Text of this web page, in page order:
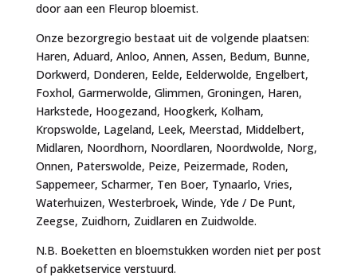
door aan een Fleurop bloemist.
Onze bezorgregio bestaat uit de volgende plaatsen:
Haren, Aduard, Anloo, Annen, Assen, Bedum, Bunne,
Dorkwerd, Donderen, Eelde, Eelderwolde, Engelbert,
Foxhol, Garmerwolde, Glimmen, Groningen, Haren,
Harkstede, Hoogezand, Hoogkerk, Kolham,
Kropswolde, Lageland, Leek, Meerstad, Middelbert,
Midlaren, Noordhorn, Noordlaren, Noordwolde, Norg,
Onnen, Paterswolde, Peize, Peizermade, Roden,
Sappemeer, Scharmer, Ten Boer, Tynaarlo, Vries,
Waterhuizen, Westerbroek, Winde, Yde / De Punt,
Zeegse, Zuidhorn, Zuidlaren en Zuidwolde.
N.B. Boeketten en bloemstukken worden niet per post
of pakketservice verstuurd.